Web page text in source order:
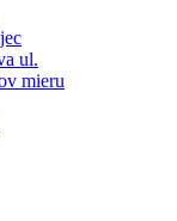
ul.
mieru